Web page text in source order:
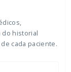
do historial
cada paciente.